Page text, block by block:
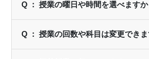
Q ： 授業の曜日や時間を選べますか
Q ： 授業の回数や科目は変更でき